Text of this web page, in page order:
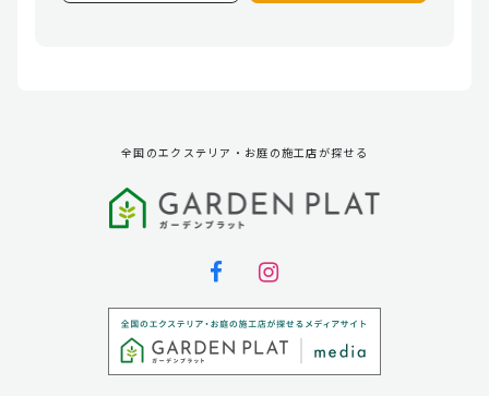
全国のエクステリア・お庭の施工店が探せる